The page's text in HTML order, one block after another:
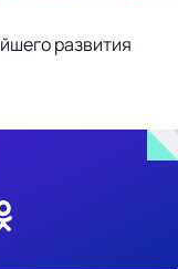
развития